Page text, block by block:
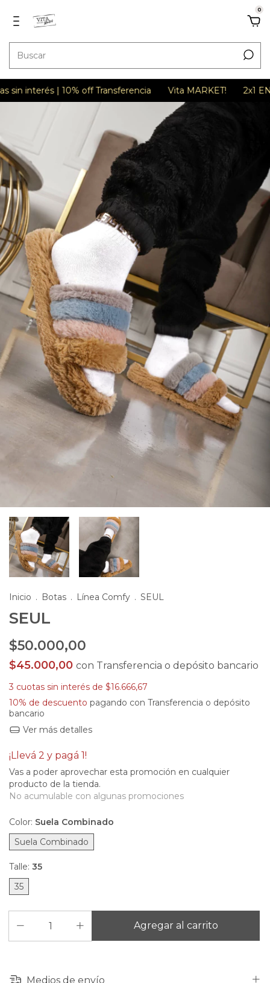
0
| 10% off Transferencia Vita MARKET! 2x1 EN
Inicio . Botas . Línea Comfy . SEUL
SEUL
$50.000,00
$45.000,00 con Transferencia o depósito bancario
3 cuotas sin interés de $16.666,67
10% de descuento pagando con Transferencia o depósito
bancario
Ver más detalles
¡Llevá 2 y pagá 1!
Vas a poder aprovechar esta promoción en cualquier
producto de la tienda.
No acumulable con algunas promociones
Color: Suela Combinado
Suela Combinado
Talle: 35
35
Medios de envío